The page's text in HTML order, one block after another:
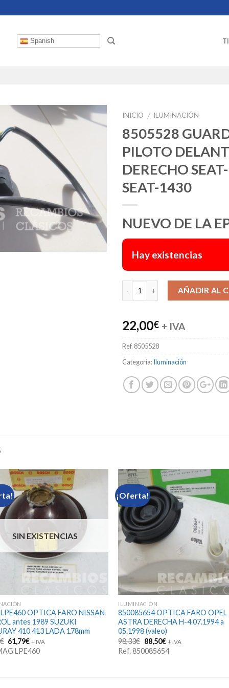
Spanish
INICIO / ILUMINACIÓN
8505528
PILOTO
DERECHO
SEAT-1430
NUEVO DE LA
Hay existencias
AÑADIR AL
22,00€ + IVA
Ref. 8505528
Categoría:Iluminación
SIN EXISTENCIAS
OPTICA FARO NISSAN
antes 1989 SUZUKI
410 413 LADA 178mm
€ El
precio
original
61,79€El
precio
actual
+ IVA
LPE460
¡Oferta!
ILUMINACIÓN
850085654 OPTICA FARO OPEL
ASTRA DERECHA H-4 07.1994 a
05.1998 (valeo)
98,33€ El
precio
original
88,50€El
precio
actual
+ IVA
Ref. 850085654